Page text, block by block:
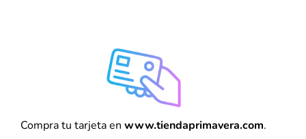
Compra tu tarjeta en www.tiendaprimavera.com.